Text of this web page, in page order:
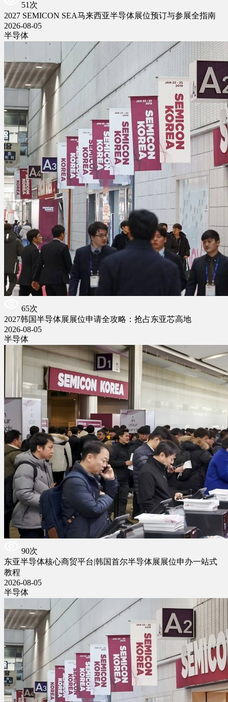
51次
2027 SEMICON SEA马来西亚半导体展位预订与参展全指南
2026-08-05
半导体
65次
2027韩国半导体展展位申请全攻略：抢占东亚芯高地
2026-08-05
半导体
90次
东亚半导体核心商贸平台|韩国首尔半导体展展位申办一站式
教程
2026-08-05
半导体